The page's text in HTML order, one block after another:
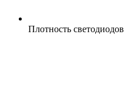
Плотность светодиодов